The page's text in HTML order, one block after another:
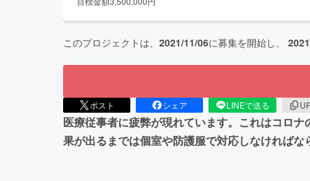
このプロジェクトは、 2021/11/06に募集を開始し、
ポスト シェア LINEで送る
医療従事者に疲弊が現れています。これはコロ
果が出るまでは個室や防護服で対応しなければ